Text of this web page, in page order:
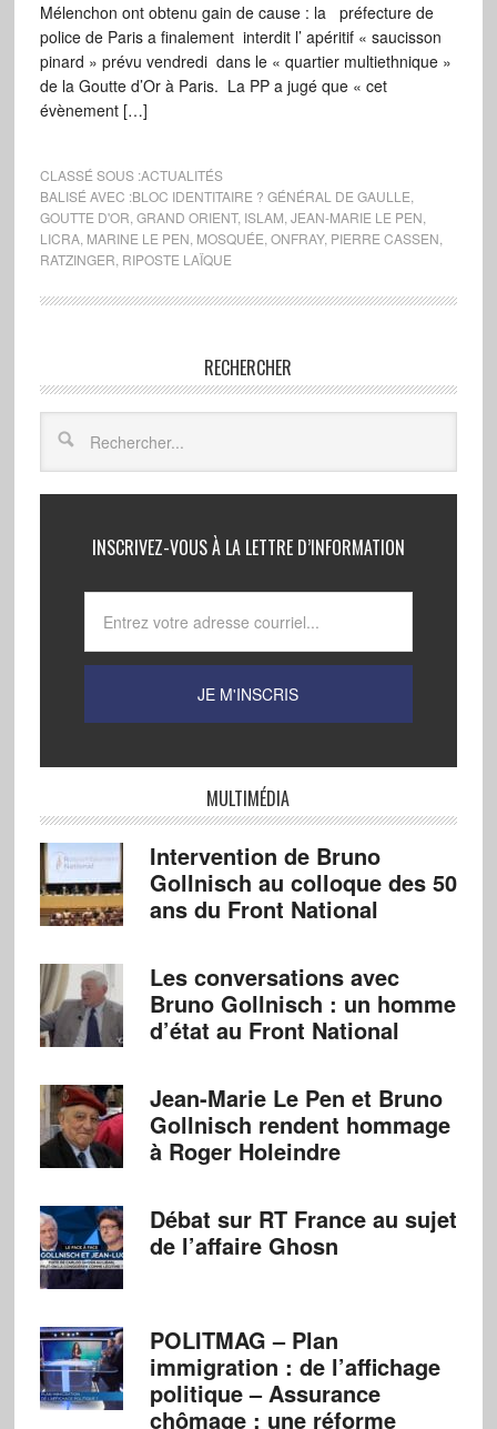
Mélenchon ont obtenu gain de cause : la préfecture de
police de Paris a finalement interdit l’ apéritif « saucisson
pinard » prévu vendredi dans le « quartier multiethnique »
de la Goutte d’Or à Paris. La PP a jugé que « cet
évènement […]
CLASSÉ SOUS :ACTUALITÉS
BALISÉ AVEC :BLOC IDENTITAIRE ? GÉNÉRAL DE GAULLE
GOUTTE D'OR GRAND ORIENT, ISLAM JEAN-MARIE LE PEN
LICRA, MARINE LE PEN MOSQUÉE ONFRAY, PIERRE CASSEN
RATZINGER RIPOSTE LAÏQUE
RECHERCHER
INSCRIVEZ-VOUS À LA LETTRE D’INFORMATION
MULTIMÉDIA
Intervention de Bruno
Gollnisch au colloque des 50
ans du Front National
Les conversations avec
Bruno Gollnisch : un homme
d’état au Front National
Jean-Marie Le Pen et Bruno
Gollnisch rendent hommage
à Roger Holeindre
Débat sur RT France au sujet
de l’affaire Ghosn
POLITMAG – Plan
immigration : de l’affichage
politique – Assurance
chômage : une réforme